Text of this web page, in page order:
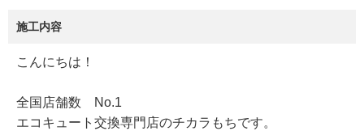
施工内容
こんにちは！
全国店舗数 No.1
エコキュート交換専門店のチカラもちです。